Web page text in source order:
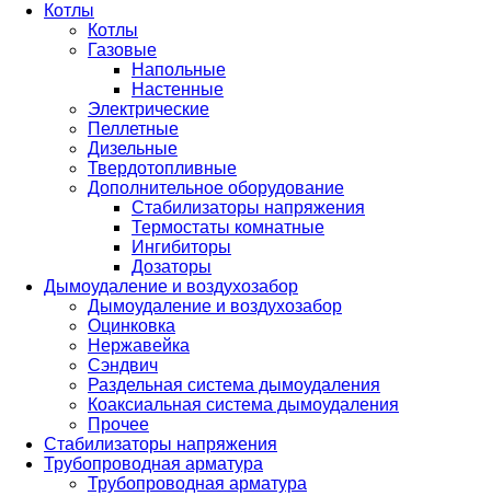
Котлы
Котлы
Газовые
Напольные
Настенные
Электрические
Пеллетные
Дизельные
Твердотопливные
Дополнительное оборудование
Стабилизаторы напряжения
Термостаты комнатные
Ингибиторы
Дозаторы
Дымоудаление и воздухозабор
Дымоудаление и воздухозабор
Оцинковка
Нержавейка
Сэндвич
Раздельная система дымоудаления
Коаксиальная система дымоудаления
Прочее
Стабилизаторы напряжения
Трубопроводная арматура
Трубопроводная арматура